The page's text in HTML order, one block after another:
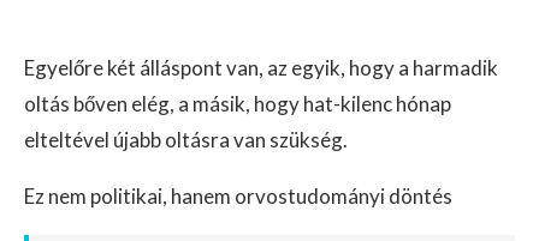
Egyelőre két álláspont van, az egyik, hogy a harmadik
oltás bőven elég, a másik, hogy hat-kilenc hónap
elteltével újabb oltásra van szükség.
Ez nem politikai, hanem orvostudományi döntés